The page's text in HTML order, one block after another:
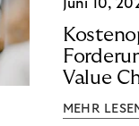
Juni 10,
Value
MEHR